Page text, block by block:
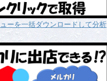
ーを一括ダウンロードして分析